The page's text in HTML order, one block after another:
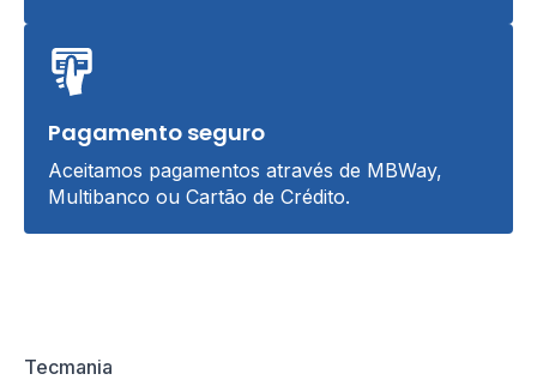
Pagamento seguro
Aceitamos pagamentos através de MBWay,
Multibanco ou Cartão de Crédito.
Tecmania